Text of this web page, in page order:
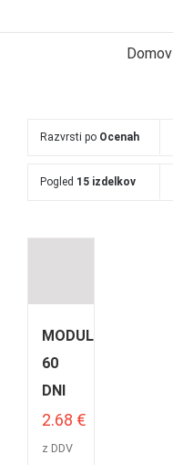
Domov
Razvrsti po Ocenah
Pogled 15 izdelkov
MODUL
60
DNI
2.68 €
z DDV